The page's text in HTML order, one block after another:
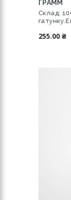
ГРАММ
Склад:
255.00 ₴